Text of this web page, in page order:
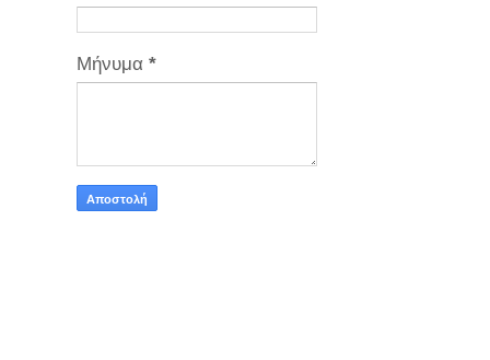
Μήνυμα *